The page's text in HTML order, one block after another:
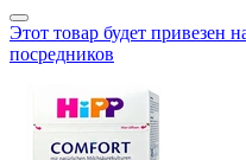
Этот товар будет привезен
посредников